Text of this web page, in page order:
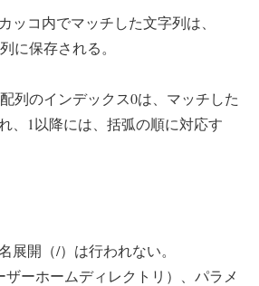
ッコ内でマッチした文字列は、
に保存される。
列のインデックス0は、マッチした
、1以降には、括弧の順に対応す
展開（/）は行われない。
ーホームディレクトリ）、パラメ